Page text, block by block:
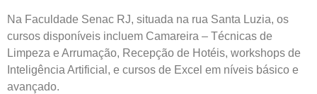
Na Faculdade Senac RJ, situada na rua Santa Luzia, os
cursos disponíveis incluem Camareira – Técnicas de
Limpeza e Arrumação, Recepção de Hotéis, workshops de
Inteligência Artificial, e cursos de Excel em níveis básico e
avançado.